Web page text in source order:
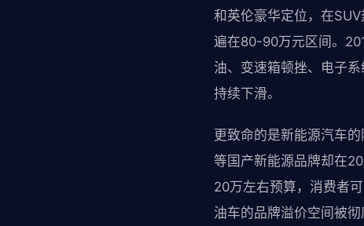
和英伦豪华定位，在
遍在80-90万元区间。
油、变速箱顿挫、电子
持续下滑。
更致命的是新能源汽车
等国产新能源品牌却在
20万左右预算，消费者
油车的品牌溢价空间被彻